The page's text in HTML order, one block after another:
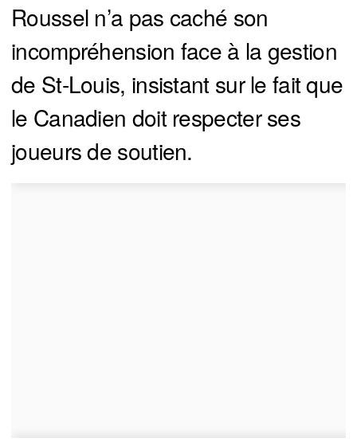
Roussel n’a pas caché son
incompréhension face à la gestion
de St-Louis, insistant sur le fait que
le Canadien doit respecter ses
joueurs de soutien.